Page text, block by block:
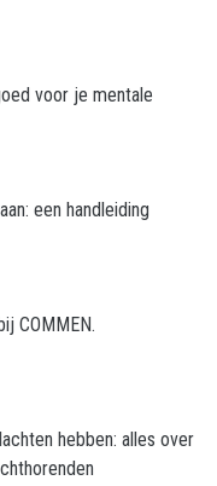
voor je mentale
een handleiding
COMMEN.
hebben: alles over